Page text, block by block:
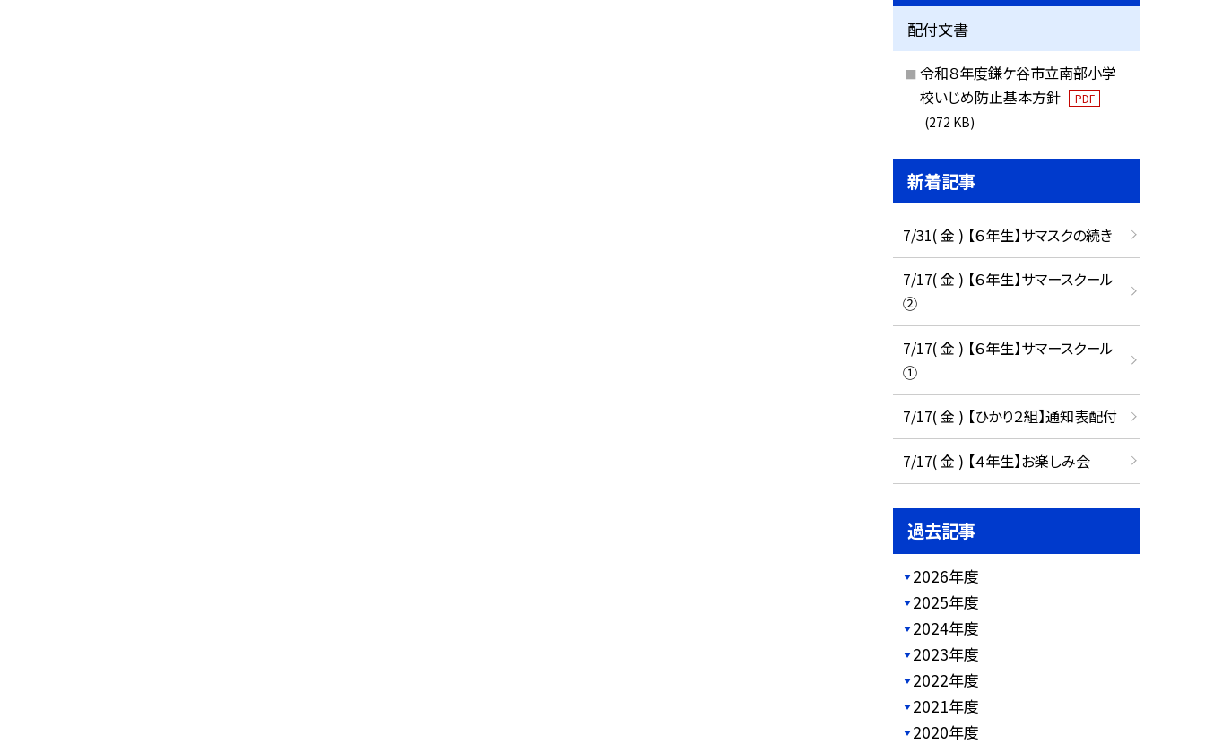
配付文書
令和８年度鎌ケ谷市立南部小学
校いじめ防止基本方針
PDF
(272 KB)
新着記事
7/31( 金 ) 【６年生】サマスクの続き
7/17( 金 ) 【６年生】サマースクール
②
7/17( 金 ) 【６年生】サマースクール
①
7/17( 金 ) 【ひかり２組】通知表配付
7/17( 金 ) 【４年生】お楽しみ会
過去記事
2026年度
2025年度
2024年度
2023年度
2022年度
2021年度
2020年度